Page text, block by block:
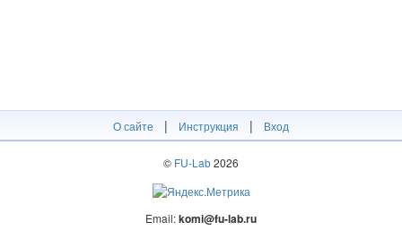
О сайте | Инструкция | Вход
© FU-Lab2026
Email:komi@fu-lab.ru